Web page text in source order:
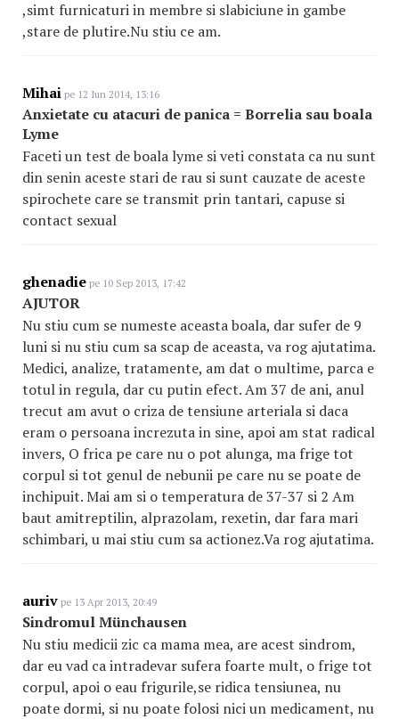
,simt furnicaturi in membre si slabiciune in gambe
,stare de plutire.Nu stiu ce am.
Mihai pe 12 Iun 2014, 13:16
Anxietate cu atacuri de panica = Borrelia sau boala
Lyme
Faceti un test de boala lyme si veti constata ca nu sunt
din senin aceste stari de rau si sunt cauzate de aceste
spirochete care se transmit prin tantari, capuse si
contact sexual
ghenadie pe 10 Sep 2013, 17:42
AJUTOR
Nu stiu cum se numeste aceasta boala, dar sufer de 9
luni si nu stiu cum sa scap de aceasta, va rog ajutatima.
Medici, analize, tratamente, am dat o multime, parca e
totul in regula, dar cu putin efect. Am 37 de ani, anul
trecut am avut o criza de tensiune arteriala si daca
eram o persoana increzuta in sine, apoi am stat radical
invers, O frica pe care nu o pot alunga, ma frige tot
corpul si tot genul de nebunii pe care nu se poate de
inchipuit. Mai am si o temperatura de 37-37 si 2 Am
baut amitreptilin, alprazolam, rexetin, dar fara mari
schimbari, u mai stiu cum sa actionez.Va rog ajutatima.
auriv pe 13 Apr 2013, 20:49
Sindromul Münchausen
Nu stiu medicii zic ca mama mea, are acest sindrom,
dar eu vad ca intradevar sufera foarte mult, o frige tot
corpul, apoi o eau frigurile,se ridica tensiunea, nu
poate dormi, si nu poate folosi nici un medicament, nu